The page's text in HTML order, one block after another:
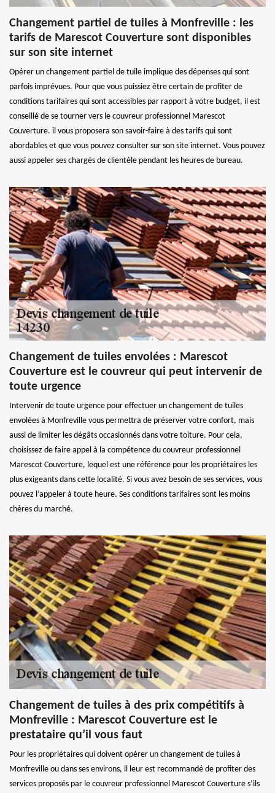
Changement partiel de tuiles à Monfreville : les
tarifs de Marescot Couverture sont disponibles
sur son site internet
Opérer un changement partiel de tuile implique des dépenses qui sont
parfois imprévues. Pour que vous puissiez être certain de profiter de
conditions tarifaires qui sont accessibles par rapport à votre budget, il est
conseillé de se tourner vers le couvreur professionnel Marescot
Couverture. il vous proposera son savoir-faire à des tarifs qui sont
abordables et que vous pouvez consulter sur son site internet. Vous pouvez
aussi appeler ses chargés de clientèle pendant les heures de bureau.
Changement de tuiles envolées : Marescot
Couverture est le couvreur qui peut intervenir de
toute urgence
Intervenir de toute urgence pour effectuer un changement de tuiles
envolées à Monfreville vous permettra de préserver votre confort, mais
aussi de limiter les dégâts occasionnés dans votre toiture. Pour cela,
choisissez de faire appel à la compétence du couvreur professionnel
Marescot Couverture, lequel est une référence pour les propriétaires les
plus exigeants dans cette localité. Si vous avez besoin de ses services, vous
pouvez l’appeler à toute heure. Ses conditions tarifaires sont les moins
chères du marché.
Changement de tuiles à des prix compétitifs à
Monfreville : Marescot Couverture est le
prestataire qu’il vous faut
Pour les propriétaires qui doivent opérer un changement de tuiles à
Monfreville ou dans ses environs, il leur est recommandé de profiter des
services proposés par le couvreur professionnel Marescot Couverture s’ils